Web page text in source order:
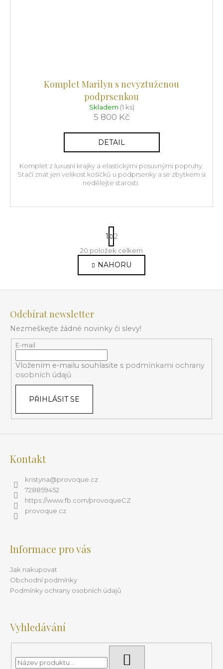
Komplet Marilyn s nevyztuženou
podprsenkou
Skladem (1 ks)
5 800 Kč
DETAIL
Komplet z luxusní krajky a elastickými posuvnými popruhy.
Stačí znát jen velikost košíčků u podprsenky a se zbytkem si
nedělejte starosti.
O
v
l
á
í
p
v
p
i
S
t
r
á
n
k
o
í
1 2
20 položek celkem
NAHORU
Odebírat newsletter
Nezmeškejte žádné novinky či slevy!
E-mail
Vložením e-mailu souhlasíte s podmínkami ochrany
osobních údajů
PŘIHLÁSIT SE
Kontakt
kristyna@provoque.cz
728859452
https://www.fb.com/provoqueCZ
provoque.cz
Informace pro vás
Jak nakupovat
Obchodní podmínky
Podmínky ochrany osobních údajů
Vyhledávání